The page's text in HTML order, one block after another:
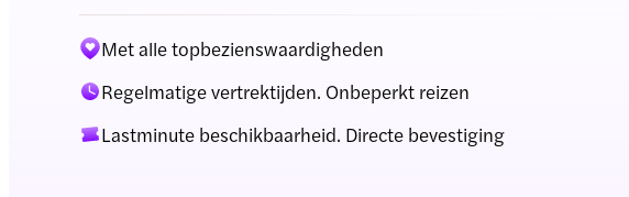
Met alle topbezienswaardigheden
Regelmatige vertrektijden. Onbeperkt reizen
Lastminute beschikbaarheid. Directe bevestiging